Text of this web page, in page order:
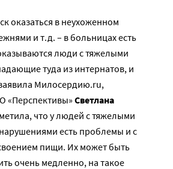
оказаться в неухоженном
и т.д. – в больницах есть
люди с тяжелыми
туда из интернатов, и
Милосердию.ru,
«Перспективы» Светлана
что у людей с тяжелыми
есть проблемы и с
пищи. Их может быть
очень медленно, на такое